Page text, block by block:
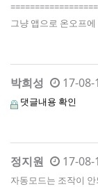
그냥 앱으로 온오프
박희성 17-
댓글내용 확인
정지원 17-
자동모드는 조작이